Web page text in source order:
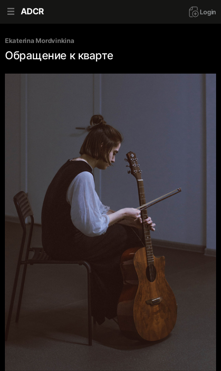
ADCR Login
Ekaterina Mordvinkina
Обращение к кварте